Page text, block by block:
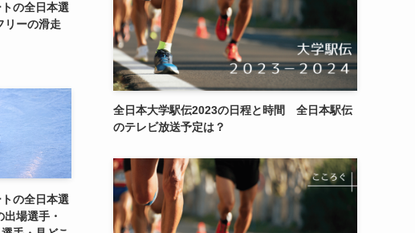
の全日本選
ーの滑走
の全日本選
場選手・
全日本大学駅伝2023の日程と時間 全日本駅伝
のテレビ放送予定は？